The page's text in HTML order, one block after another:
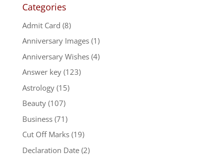
Categories
Admit Card (8)
Anniversary Images(1)
Anniversary Wishes(4)
Answer key(123)
Astrology(15)
Beauty(107)
Business(71)
Cut Off Marks(19)
Declaration Date(2)